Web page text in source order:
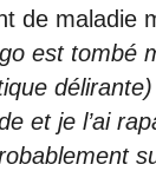
de maladie
est tombé
et je l’ai